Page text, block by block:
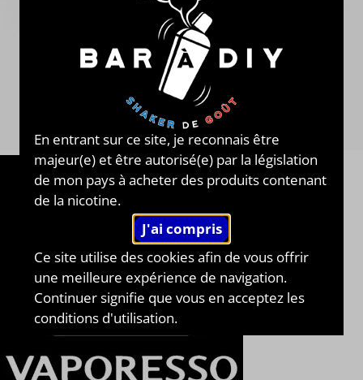
En entrant sur ce site, je reconnais être
majeur(e) et être autorisé(e) par la législation
de mon pays à acheter des produits contenant
de la nicotine.
Ce site utilise des cookies afin de vous offrir
une meilleure expérience de navigation.
Continuer signifie que vous en acceptez les
conditions d'utilisation.